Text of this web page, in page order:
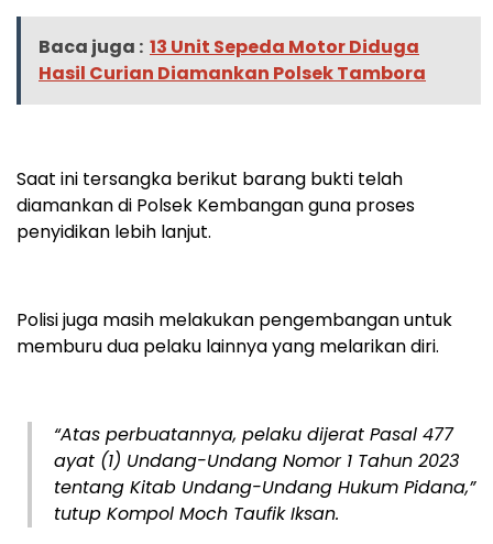
Baca juga : 13 Unit Sepeda Motor Diduga
Hasil Curian Diamankan Polsek Tambora
Saat ini tersangka berikut barang bukti telah
diamankan di Polsek Kembangan guna proses
penyidikan lebih lanjut.
Polisi juga masih melakukan pengembangan untuk
memburu dua pelaku lainnya yang melarikan diri.
“Atas perbuatannya, pelaku dijerat Pasal 477
ayat (1) Undang-Undang Nomor 1 Tahun 2023
tentang Kitab Undang-Undang Hukum Pidana,”
tutup Kompol Moch Taufik Iksan.